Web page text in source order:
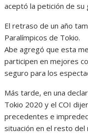
aceptó la petición de su
El retraso de un año
Paralímpicos de Tokio.
Abe agregó que esta
participen en mejores
seguro para los
Más tarde, en una
Tokio 2020 y el COI
precedentes e
situación en el resto del